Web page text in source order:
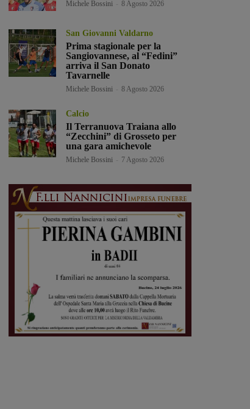
Michele Bossini 8 Agosto 2026
San Giovanni Valdarno
Prima stagionale per la
Sangiovannese, al “Fedini”
arriva il San Donato
Tavarnelle
Michele Bossini 8 Agosto 2026
Calcio
Il Terranuova Traiana allo
“Zecchini” di Grosseto per
una gara amichevole
Michele Bossini 7 Agosto 2026